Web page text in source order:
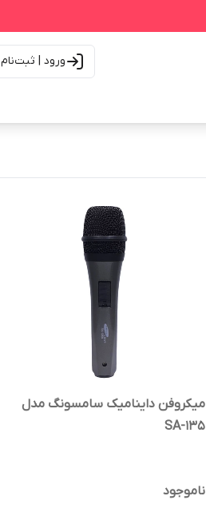
ورود | ثبت‌نام
میکروفن داینامیک سامسونگ مدل
SA-135
ناموجود